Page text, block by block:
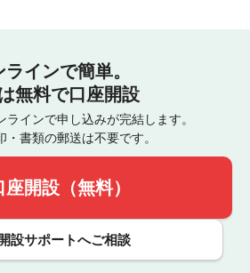
ラインで簡単。
無料で口座開設
ラインで申し込みが完結します。
・書類の郵送は不要です。
座開設（無料）
設サポートへご相談